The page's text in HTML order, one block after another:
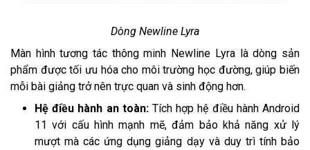
Dòng Newline Lyra
Màn hình tương tác thông minh Newline Lyra là dòng sản
phẩm được tối ưu hóa cho môi trường học đường, giúp biến
mỗi bài giảng trở nên trực quan và sinh động hơn.
Hệ điều hành an toàn: Tích hợp hệ điều hành Android
11 với cấu hình mạnh mẽ, đảm bảo khả năng xử lý
mượt mà các ứng dụng giảng dạy và duy trì tính bảo